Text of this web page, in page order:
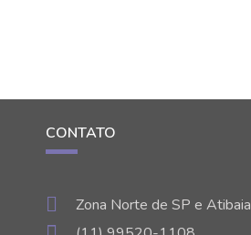
CONTATO
Zona Norte de SP e Atibaia